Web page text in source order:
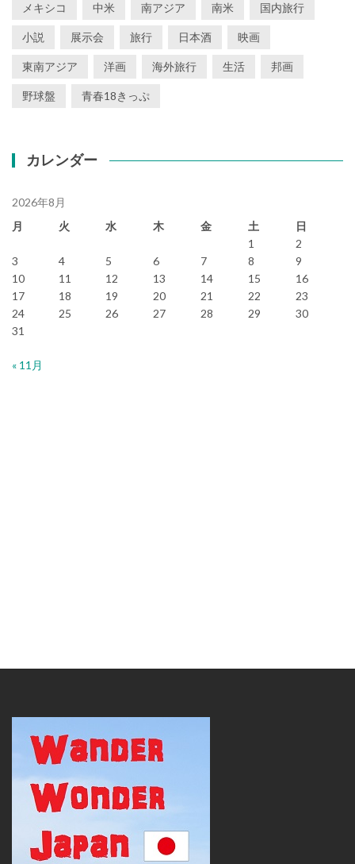
メキシコ 中米 南アジア 南米 国内旅行
小説 展示会 旅行 日本酒 映画
東南アジア 洋画 海外旅行 生活 邦画
野球盤 青春18きっぷ
カレンダー
2026年8月
月
火 水 木 金 土
日
1
2
3
4 5 6 7 8
9
10
11 12 13 14 15
16
17
18 19 20 21 22
23
24
25 26 27 28 29
30
31
« 11月